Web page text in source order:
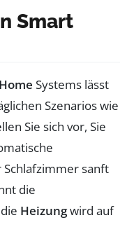
Smart
Systems lässt
Szenarios wie
Sie sich vor, Sie
Schlafzimmer sanft
die
Heizungwird auf